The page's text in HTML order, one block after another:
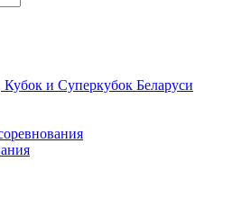
Кубок и Суперкубок Беларуси